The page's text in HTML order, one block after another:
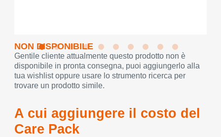
NON DISPONIBILE
Gentile cliente attualmente questo prodotto non è
disponibile in pronta consegna, puoi aggiungerlo alla
tua wishlist oppure usare lo strumento ricerca per
trovare un prodotto simile.
A cui aggiungere il costo del
Care Pack